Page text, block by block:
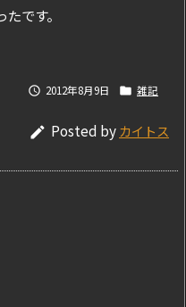
です。
 2012年8月9日  雑記
 Posted byカイトス